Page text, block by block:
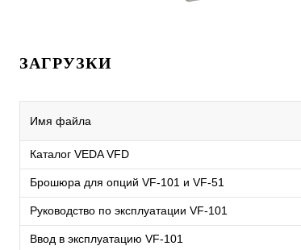
ЗАГРУЗКИ
Имя файла
Каталог VEDA VFD
Брошюра для опций VF-101 и VF-51
Руководство по эксплуатации VF-101
Ввод в эксплуатацию VF-101